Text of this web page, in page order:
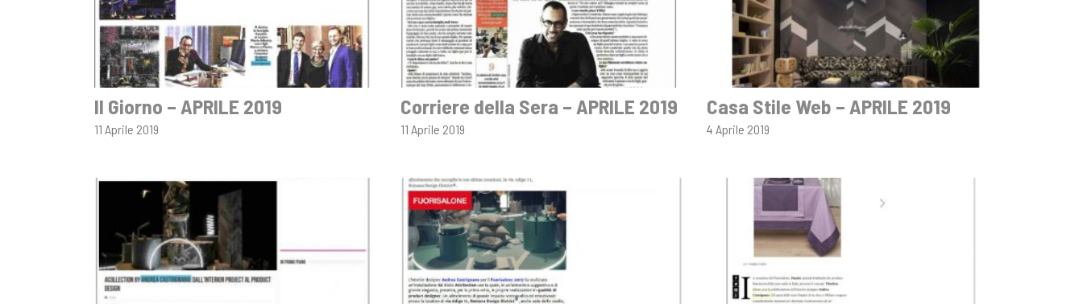
Il Giorno – APRILE 2019
11 Aprile 2019
Corriere della Sera – APRILE 2019
11 Aprile 2019
Casa Stile Web – APRILE 2019
4 Aprile 2019